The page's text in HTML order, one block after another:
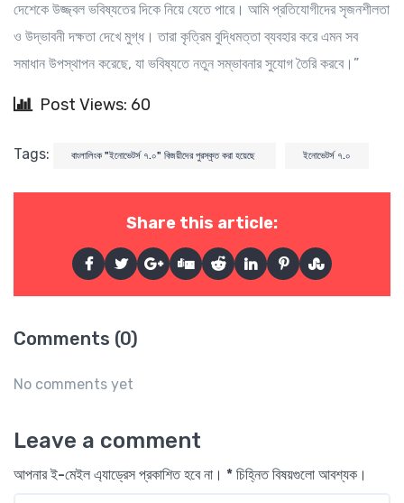
দেশেকে উজ্জ্বল ভবিষ্যতের দিকে নিয়ে যেতে পারে। আমি প্রতিযোগীদের সৃজনশীলতা
ও উদ্ভাবনী দক্ষতা দেখে মুগ্ধ। তারা কৃত্রিম বুদ্ধিমত্তা ব্যবহার করে এমন সব
সমাধান উপস্থাপন করেছে, যা ভবিষ্যতে নতুন সম্ভাবনার সুযোগ তৈরি করবে।”
Post Views: 60
Tags: বাংলালিংক "ইনোভেটর্স ৭.০" বিজয়ীদের পুরস্কৃত করা হয়েছে ইনোভেটর্স ৭.০
Share this article:
Comments (0)
No comments yet
Leave a comment
আপনার ই-মেইল এ্যাড্রেস প্রকাশিত হবে না। * চিহ্নিত বিষয়গুলো আবশ্যক।